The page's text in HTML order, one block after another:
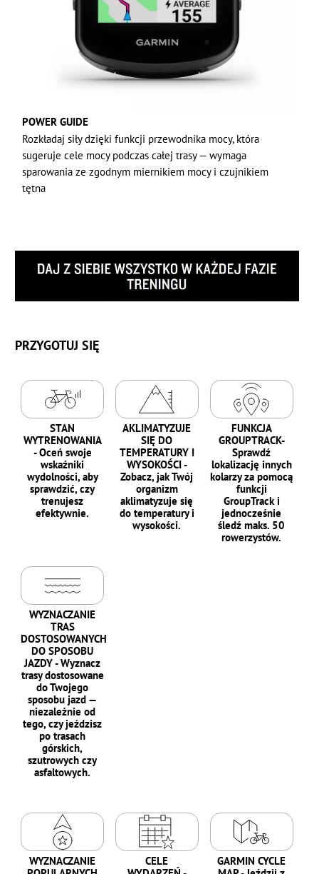
POWER GUIDE
Rozkładaj siły dzięki funkcji przewodnika mocy, która
sugeruje cele mocy podczas całej trasy — wymaga
sparowania ze zgodnym miernikiem mocy i czujnikiem
tętna
PRZYGOTUJ SIĘ
STAN
WYTRENOWANIA
- Oceń swoje
wskaźniki
wydolności, aby
sprawdzić, czy
trenujesz
efektywnie.
AKLIMATYZUJE
SIĘ DO
TEMPERATURY I
WYSOKOŚCI -
Zobacz, jak Twój
organizm
aklimatyzuje się
do temperatury i
wysokości.
FUNKCJA
GROUPTRACK-
Sprawdź
lokalizację innych
kolarzy za pomocą
funkcji
GroupTrack i
jednocześnie
śledź maks. 50
rowerzystów.
WYZNACZANIE
TRAS
DOSTOSOWANYCH
DO SPOSOBU
JAZDY - Wyznacz
trasy dostosowane
do Twojego
sposobu jazd —
niezależnie od
tego, czy jeździsz
po trasach
górskich,
szutrowych czy
asfaltowych.
WYZNACZANIE
CELE
GARMIN CYCLE